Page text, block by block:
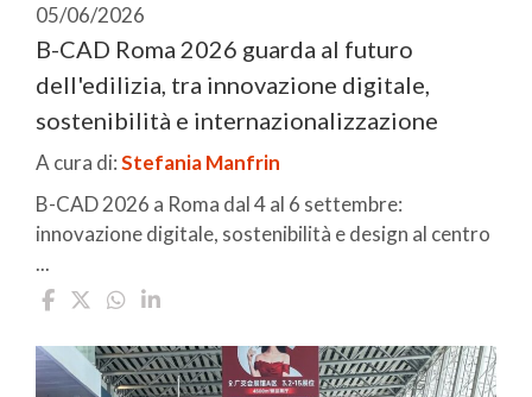
05/06/2026
B-CAD Roma 2026 guarda al futuro
dell'edilizia, tra innovazione digitale,
sostenibilità e internazionalizzazione
A cura di:Stefania Manfrin
B-CAD 2026 a Roma dal 4 al 6 settembre:
innovazione digitale, sostenibilità e design al centro
...